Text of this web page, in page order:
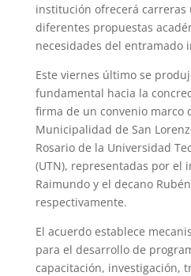
s
A
p
p
g
r
a
m
t
e
r
e
r
e
s
t
b
o
o
k
institución ofrecerá carreras
diferentes propuestas
necesidades del entramado
Este viernes último se
fundamental hacia la
firma de un convenio marco
Municipalidad de San
Rosario de la Universidad
(UTN), representadas por el
Raimundo y el decano
respectivamente.
El acuerdo establece
para el desarrollo de
capacitación, investigación,